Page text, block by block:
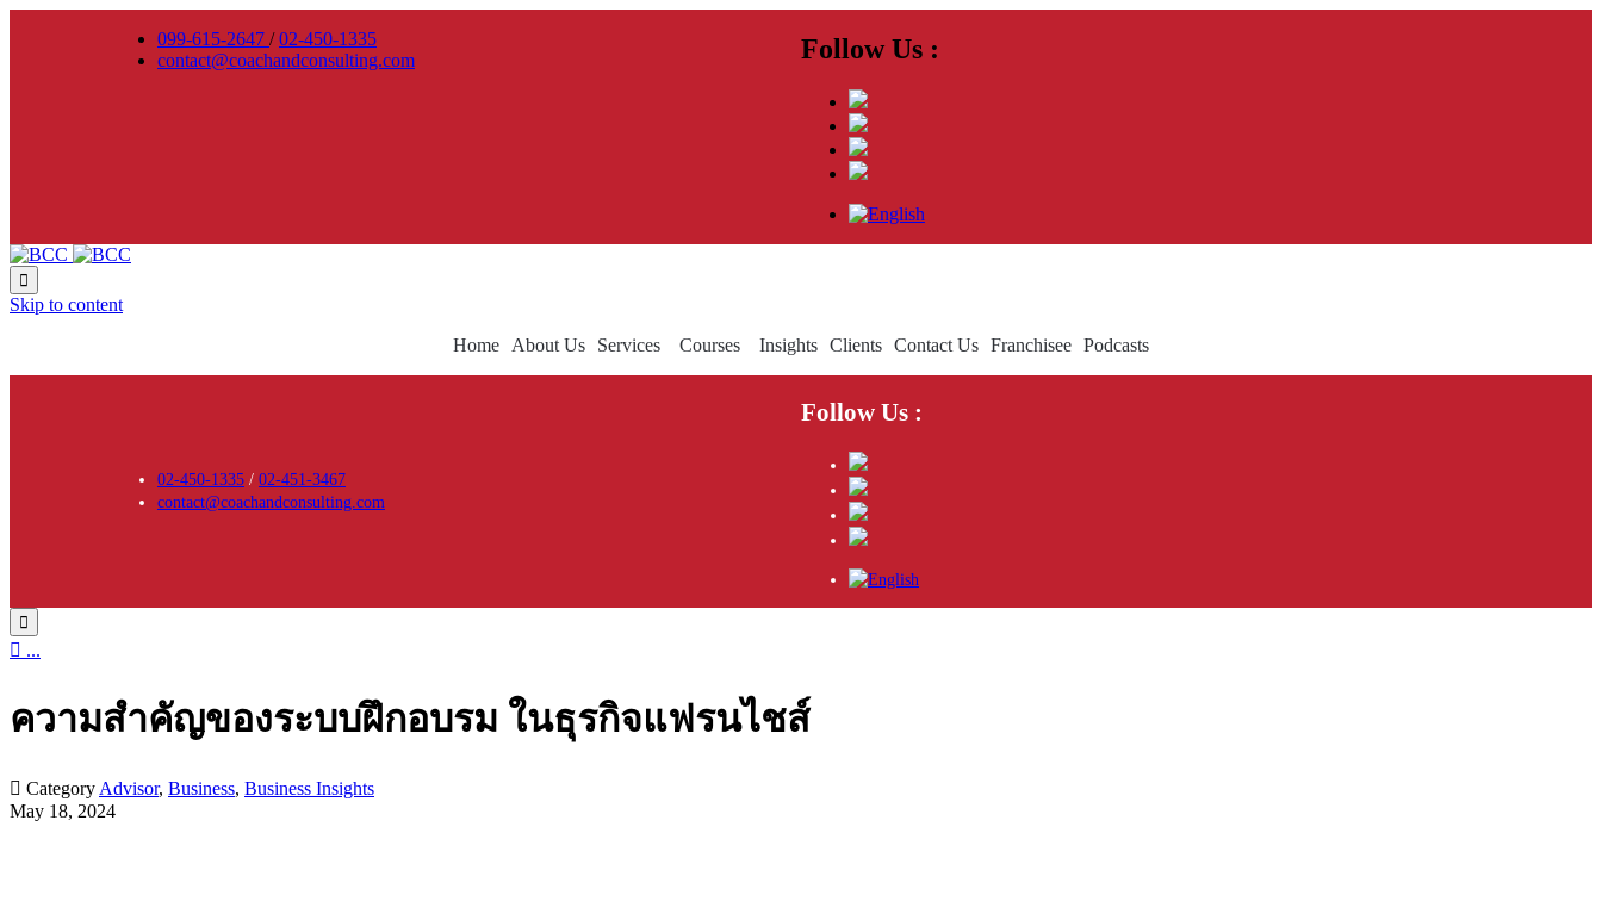
099-615-2647 /02-450-1335
contact@coachandconsulting.com
Follow Us :

Skip to content
Home
About Us Services Courses Insights Clients Contact Us Franchisee Podcasts
02-450-1335 / 02-451-3467
contact@coachandconsulting.com
Follow Us :

 ...
ความสำคัญของระบบฝึกอบรม ในธุรกิจแฟรนไชส์
 Category Advisor, Business, Business Insights
May 18, 2024